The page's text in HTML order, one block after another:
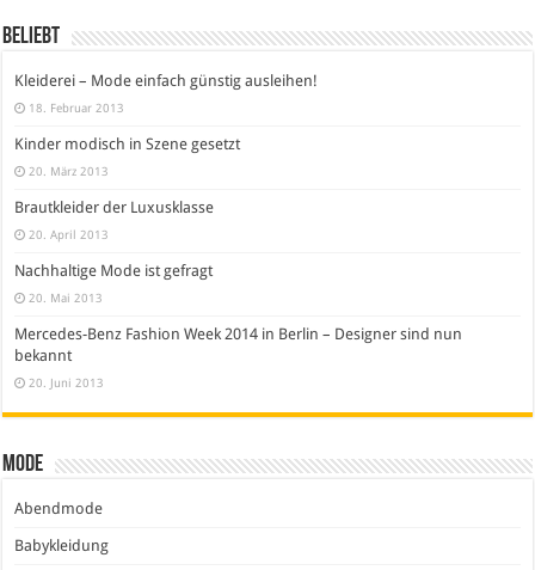
Beliebt
Kleiderei – Mode einfach günstig ausleihen!
18. Februar 2013
Kinder modisch in Szene gesetzt
20. März 2013
Brautkleider der Luxusklasse
20. April 2013
Nachhaltige Mode ist gefragt
20. Mai 2013
Mercedes-Benz Fashion Week 2014 in Berlin – Designer sind nun
bekannt
20. Juni 2013
Mode
Abendmode
Babykleidung